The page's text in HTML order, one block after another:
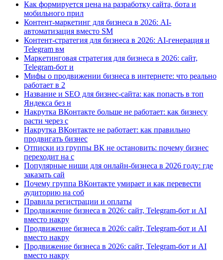
Как формируется цена на разработку сайта, бота и
мобильного прил
Контент-маркетинг для бизнеса в 2026: AI-
автоматизация вместо SM
Контент-стратегия для бизнеса в 2026: AI-генерация и
Telegram вм
Маркетинговая стратегия для бизнеса в 2026: сайт,
Telegram-бот и
Мифы о продвижении бизнеса в интернете: что реально
работает в 2
Название и SEO для бизнес-сайта: как попасть в топ
Яндекса без н
Накрутка ВКонтакте больше не работает: как бизнесу
расти через с
Накрутка ВКонтакте не работает: как правильно
продвигать бизнес
Отписки из группы ВК не остановить: почему бизнес
переходит на с
Популярные ниши для онлайн-бизнеса в 2026 году: где
заказать сай
Почему группа ВКонтакте умирает и как перевести
аудиторию на соб
Правила регистрации и оплаты
Продвижение бизнеса в 2026: сайт, Telegram-бот и AI
вместо накру
Продвижение бизнеса в 2026: сайт, Telegram-бот и AI
вместо накру
Продвижение бизнеса в 2026: сайт, Telegram-бот и AI
вместо накру